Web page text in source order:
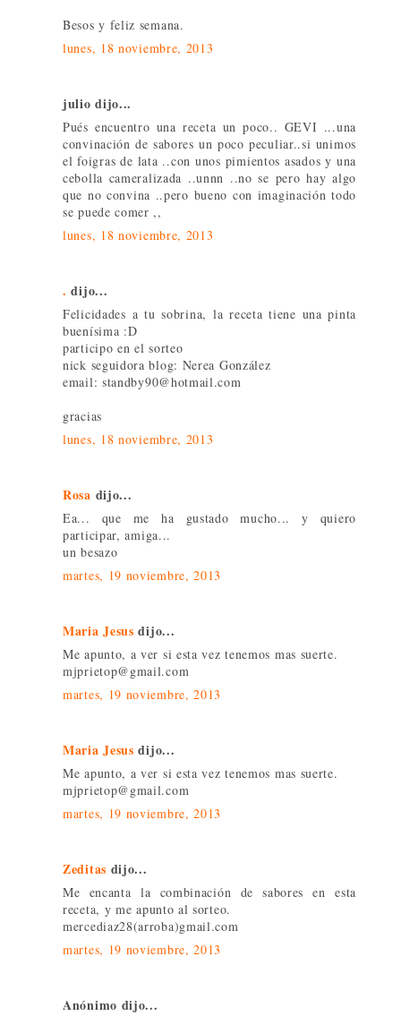
Besos y feliz semana.
lunes, 18 noviembre, 2013
julio dijo...
Pués encuentro una receta un poco.. GEVI ...una
convinación de sabores un poco peculiar..si unimos
el foigras de lata ..con unos pimientos asados y una
cebolla cameralizada ..unnn ..no se pero hay algo
que no convina ..pero bueno con imaginación todo
se puede comer ,,
lunes, 18 noviembre, 2013
. dijo...
Felicidades a tu sobrina, la receta tiene una pinta
buenísima :D
participo en el sorteo
nick seguidora blog: Nerea González
email: standby90@hotmail.com
gracias
lunes, 18 noviembre, 2013
Rosa dijo...
Ea... que me ha gustado mucho... y quiero
participar, amiga...
un besazo
martes, 19 noviembre, 2013
Maria Jesus dijo...
Me apunto, a ver si esta vez tenemos mas suerte.
mjprietop@gmail.com
martes, 19 noviembre, 2013
Maria Jesus dijo...
Me apunto, a ver si esta vez tenemos mas suerte.
mjprietop@gmail.com
martes, 19 noviembre, 2013
Zeditas dijo...
Me encanta la combinación de sabores en esta
receta, y me apunto al sorteo.
mercediaz28(arroba)gmail.com
martes, 19 noviembre, 2013
Anónimo dijo...